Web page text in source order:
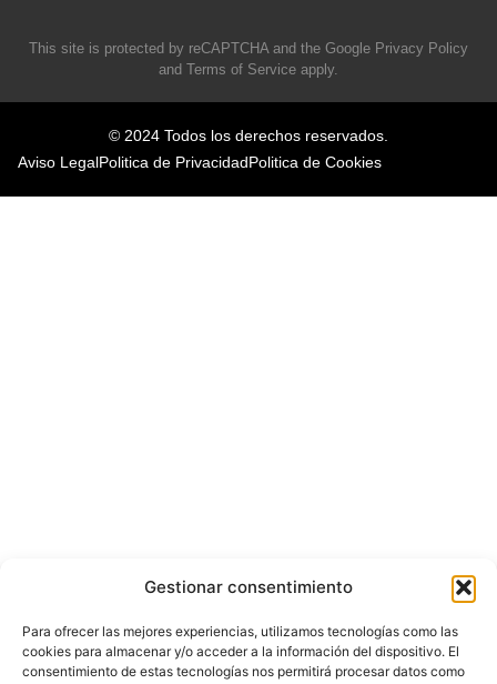
Gestionar consentimiento
Para ofrecer las mejores experiencias, utilizamos tecnologías como las
cookies para almacenar y/o acceder a la información del dispositivo. El
consentimiento de estas tecnologías nos permitirá procesar datos como
This site is protected by reCAPTCHA and the Google Privacy Policy
and Terms of Service apply.
© 2024 Todos los derechos reservados.
Aviso LegalPolitica de PrivacidadPolitica de Cookies